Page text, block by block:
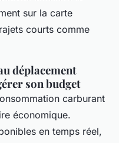
sur la carte
courts comme
déplacement
son budget
carburant
économique.
en temps réel,